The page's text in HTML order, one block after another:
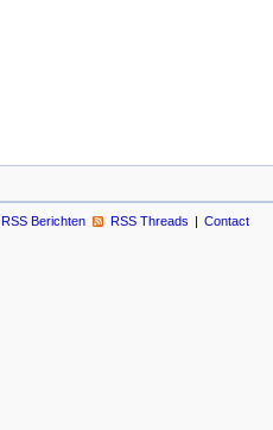
RSS Berichten RSS Threads Contact